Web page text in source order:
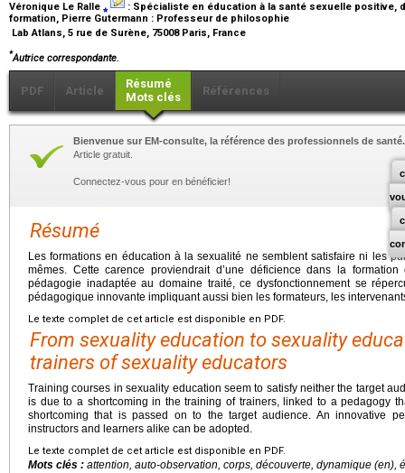
Véronique Le Ralle ⁎ : Spécialiste en éducation à la santé sexuelle positive,
formation, Pierre Gutermann : Professeur de philosophie
Lab Atlans, 5 rue de Surène, 75008 Paris, France
*Autrice correspondante.
PDF Article
Résumé
Mots clés
Références
Bienvenue sur EM-consulte, la référence des professionnels de santé.
Article gratuit.
Connectez-vous pour en bénéficier!
Résumé
Les formations en éducation à la sexualité ne semblent satisfaire ni les
mêmes. Cette carence proviendrait d’une déficience dans la
pédagogie inadaptée au domaine traité, ce dysfonctionnement se
pédagogique innovante impliquant aussi bien les formateurs, les
Le texte complet de cet article est disponible en PDF.
From sexuality education to sexuality
trainers of sexuality educators
Training courses in sexuality education seem to satisfy neither the target
is due to a shortcoming in the training of trainers, linked to a pedagogy
shortcoming that is passed on to the target audience. An innovative
instructors and learners alike can be adopted.
Le texte complet de cet article est disponible en PDF.
Mots clés : attention, auto-observation, corps, découverte, dynamique (en),